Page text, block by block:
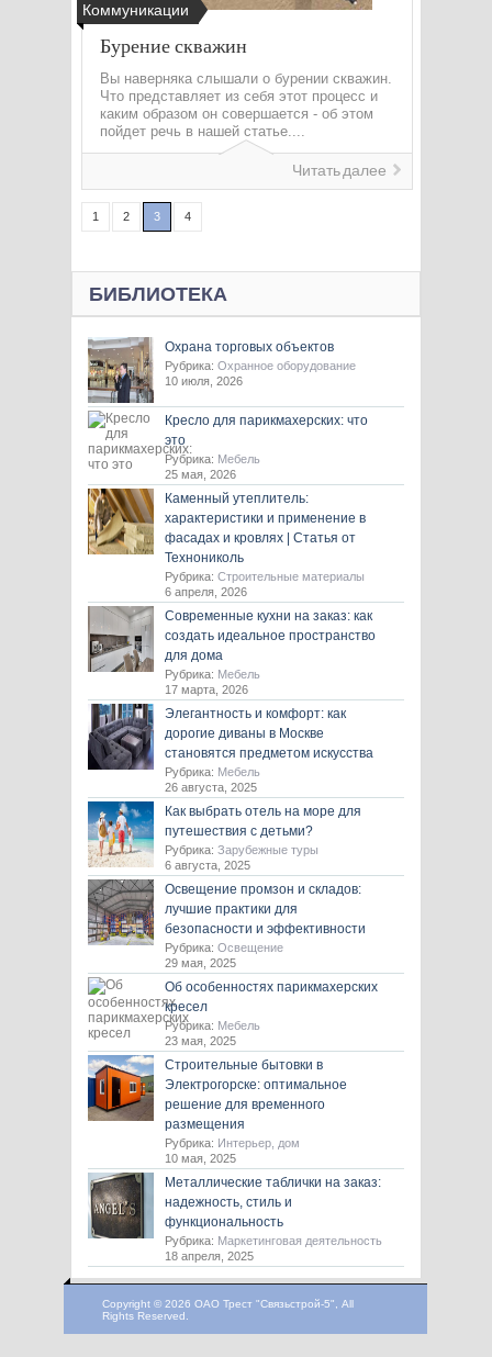
Коммуникации
Бурение скважин
Вы наверняка слышали о бурении скважин.
Что представляет из себя этот процесс и
каким образом он совершается - об этом
пойдет речь в нашей статье....
Читать далее
1 2 3 4
БИБЛИОТЕКА
Охрана торговых объектов
Рубрика: Охранное оборудование
10 июля, 2026
Кресло для парикмахерских: что
это
Рубрика: Мебель
25 мая, 2026
Каменный утеплитель:
характеристики и применение в
фасадах и кровлях | Статья от
Технониколь
Рубрика: Строительные материалы
6 апреля, 2026
Современные кухни на заказ: как
создать идеальное пространство
для дома
Рубрика: Мебель
17 марта, 2026
Элегантность и комфорт: как
дорогие диваны в Москве
становятся предметом искусства
Рубрика: Мебель
26 августа, 2025
Как выбрать отель на море для
путешествия с детьми?
Рубрика: Зарубежные туры
6 августа, 2025
Освещение промзон и складов:
лучшие практики для
безопасности и эффективности
Рубрика: Освещение
29 мая, 2025
Об особенностях парикмахерских
кресел
Рубрика: Мебель
23 мая, 2025
Строительные бытовки в
Электрогорске: оптимальное
решение для временного
размещения
Рубрика: Интерьер, дом
10 мая, 2025
Металлические таблички на заказ:
надежность, стиль и
функциональность
Рубрика: Маркетинговая деятельность
18 апреля, 2025
Copyright © 2026 ОАО Трест "Связьстрой-5", All
Rights Reserved.